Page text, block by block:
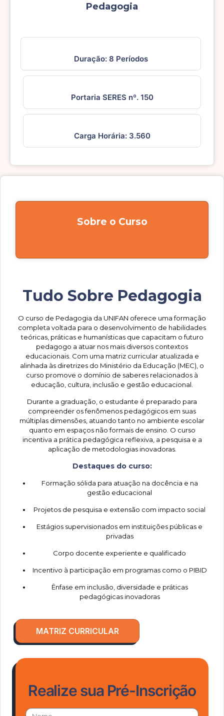
Pedagogia
Duração: 8 Períodos
Portaria SERES nº. 150
Carga Horária: 3.560
Sobre o Curso
Tudo Sobre Pedagogia
O curso de Pedagogia da UNIFAN oferece uma formação
completa voltada para o desenvolvimento de habilidades
teóricas, práticas e humanísticas que capacitam o futuro
pedagogo a atuar nos mais diversos contextos
educacionais. Com uma matriz curricular atualizada e
alinhada às diretrizes do Ministério da Educação (MEC), o
curso promove o domínio de saberes relacionados à
educação, cultura, inclusão e gestão educacional.
Durante a graduação, o estudante é preparado para
compreender os fenômenos pedagógicos em suas
múltiplas dimensões, atuando tanto no ambiente escolar
quanto em espaços não formais de ensino. O curso
incentiva a prática pedagógica reflexiva, a pesquisa e a
aplicação de metodologias inovadoras.
Destaques do curso:
Formação sólida para atuação na docência e na
gestão educacional
Projetos de pesquisa e extensão com impacto social
Estágios supervisionados em instituições públicas e
privadas
Corpo docente experiente e qualificado
Incentivo à participação em programas como o PIBID
Ênfase em inclusão, diversidade e práticas
pedagógicas inovadoras
MATRIZ CURRICULAR
Realize sua Pré-Inscrição